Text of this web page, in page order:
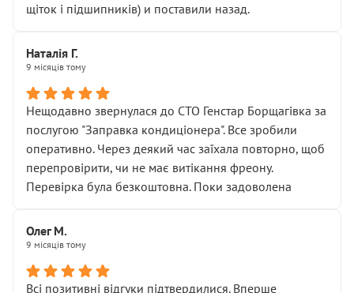
щіток і підшипників) и поставили назад.
Наталія Г.
9 місяців тому
Нещодавно звернулася до СТО Генстар Борщагівка за
послугою "Заправка кондиціонера". Все зробили
оперативно. Через деякий час заїхала повторно, щоб
перепровірити, чи не має витікання фреону.
Перевірка була безкоштовна. Поки задоволена
Олег М.
9 місяців тому
Всі позитивні відгуки підтвердилися. Вперше